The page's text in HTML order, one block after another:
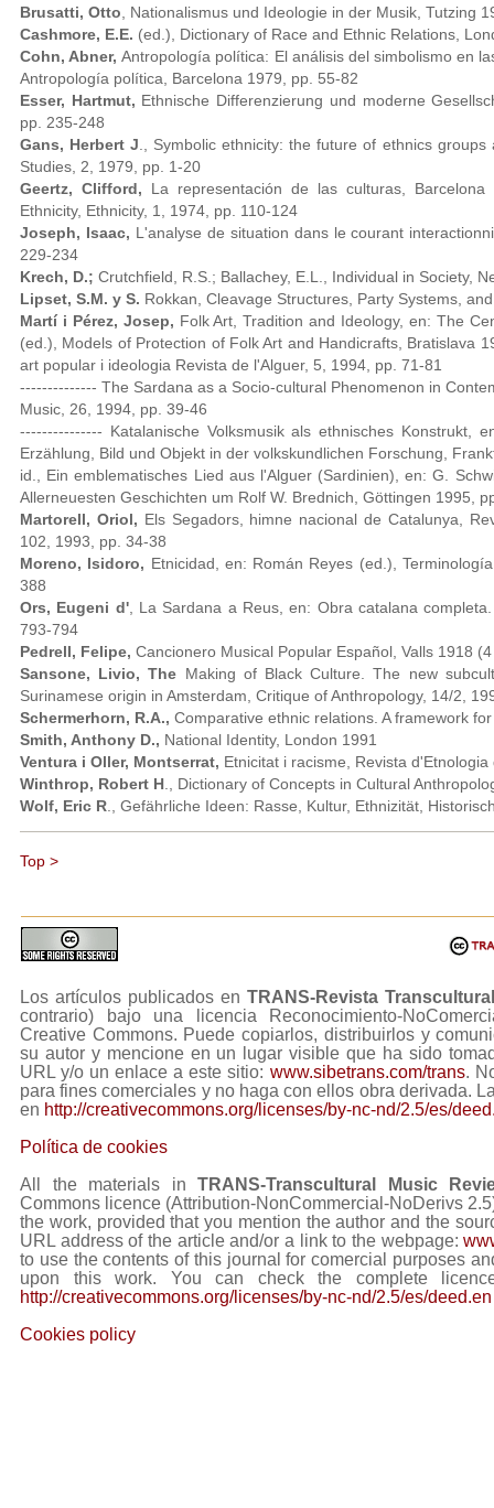
Brusatti, Otto , Nationalismus und Ideologie in der Musik, Tutzing
Cashmore, E.E. (ed.), Dictionary of Race and Ethnic Relations,
Cohn, Abner,Antropología política: El análisis del simbolismo en
Antropología política, Barcelona 1979, pp. 55-82
Esser, Hartmut, Ethnische Differenzierung und moderne
pp. 235-248
Gans, Herbert J ., Symbolic ethnicity: the future of ethnics
Studies, 2, 1979, pp. 1-20
Geertz, Clifford, La representación de las culturas,
Ethnicity, Ethnicity, 1, 1974, pp. 110-124
Joseph, Isaac, L'analyse de situation dans le courant
229-234
Krech, D.; Crutchfield, R.S.; Ballachey, E.L., Individual in Society,
Lipset, S.M. y S. Rokkan, Cleavage Structures, Party Systems,
Martí i Pérez, Josep, Folk Art, Tradition and Ideology, en: The
(ed.), Models of Protection of Folk Art and Handicrafts, Bratislava
art popular i ideologia Revista de l'Alguer, 5, 1994, pp. 71-81
-------------- The Sardana as a Socio-cultural Phenomenon in
Music, 26, 1994, pp. 39-46
--------------- Katalanische Volksmusik als ethnisches Konstrukt,
Erzählung, Bild und Objekt in der volkskundlichen Forschung,
id., Ein emblematisches Lied aus l'Alguer (Sardinien), en: G.
Allerneuesten Geschichten um Rolf W. Brednich, Göttingen 1995,
Martorell, Oriol, Els Segadors, himne nacional de Catalunya,
102, 1993, pp. 34-38
Moreno, Isidoro, Etnicidad, en: Román Reyes (ed.),
388
Ors, Eugeni d', La Sardana a Reus, en: Obra catalana
793-794
Pedrell, Felipe, Cancionero Musical Popular Español, Valls 1918
Sansone, Livio, The Making of Black Culture. The new
Surinamese origin in Amsterdam, Critique of Anthropology, 14/2,
Schermerhorn, R.A., Comparative ethnic relations. A framework
Smith, Anthony D., National Identity, London 1991
Ventura i Oller, Montserrat, Etnicitat i racisme, Revista
Winthrop, Robert H ., Dictionary of Concepts in Cultural
Wolf, Eric R ., Gefährliche Ideen: Rasse, Kultur, Ethnizität,
Top >
Los artículos publicados enTRANS-Revista
contrario) bajo una licencia Reconocimiento-
Creative Commons. Puede copiarlos, distribuirlos y
su autor y mencione en un lugar visible que ha sido
URL y/o un enlace a este sitio: www.sibetrans.com/trans.
para fines comerciales y no haga con ellos obra derivada.
en http://creativecommons.org/licenses/by-nc-nd/2.5/es/
Política de cookies
All the materials inTRANS-Transcultural Music
Commons licence (Attribution-NonCommercial-NoDerivs
the work, provided that you mention the author and the
URL address of the article and/or a link to the webpage:
to use the contents of this journal for comercial purposes
upon this work. You can check the complete
http://creativecommons.org/licenses/by-nc-nd/2.5/es/deed.en
Cookies policy